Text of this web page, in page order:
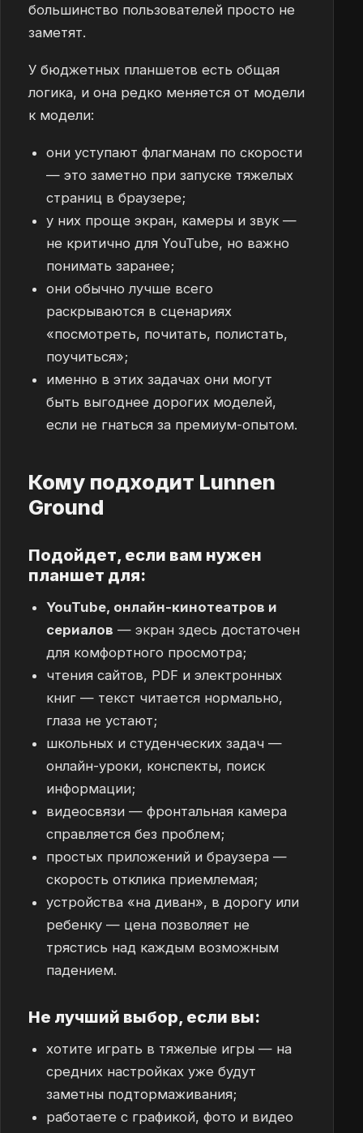
большинство пользователей просто не
заметят.
У бюджетных планшетов есть общая
логика, и она редко меняется от модели
к модели:
они уступают флагманам по скорости
— это заметно при запуске тяжелых
страниц в браузере;
у них проще экран, камеры и звук —
не критично для YouTube, но важно
понимать заранее;
они обычно лучше всего
раскрываются в сценариях
«посмотреть, почитать, полистать,
поучиться»;
именно в этих задачах они могут
быть выгоднее дорогих моделей,
если не гнаться за премиум-опытом.
Кому подходит Lunnen
Ground
Подойдет, если вам нужен
планшет для:
YouTube, онлайн-кинотеатров и
сериалов — экран здесь достаточен
для комфортного просмотра;
чтения сайтов, PDF и электронных
книг — текст читается нормально,
глаза не устают;
школьных и студенческих задач —
онлайн-уроки, конспекты, поиск
информации;
видеосвязи — фронтальная камера
справляется без проблем;
простых приложений и браузера —
скорость отклика приемлемая;
устройства «на диван», в дорогу или
ребенку — цена позволяет не
трястись над каждым возможным
падением.
Не лучший выбор, если вы:
хотите играть в тяжелые игры — на
средних настройках уже будут
заметны подтормаживания;
работаете с графикой, фото и видео